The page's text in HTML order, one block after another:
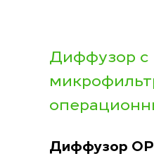
Диффузор с
Диффузор